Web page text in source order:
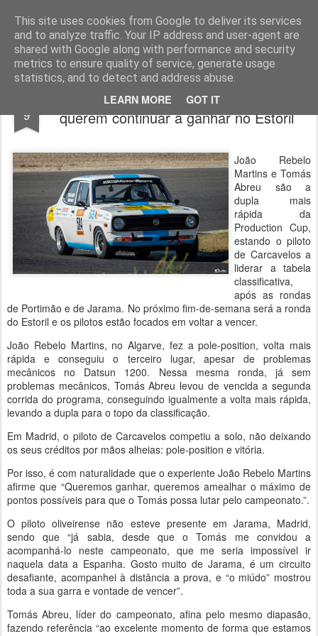
This site uses cookies from Google to deliver its services
and to analyze traffic. Your IP address and user-agent are
shared with Google along with performance and security
metrics to ensure quality of service, generate usage
statistics, and to detect and address abuse.
LEARN MORE GOT IT
ROADGALAXY - Media Center
9
João Rebelo Martins e Tomás Abreu
querem continuar a ganhar no Estoril
João Rebelo
Martins e Tomás
Abreu são a
dupla mais
rápida da
Production Cup,
estando o piloto
de Carcavelos a
liderar a tabela
classificativa,
após as rondas
de Portimão e de Jarama. No próximo fim-de-semana será a ronda
do Estoril e os pilotos estão focados em voltar a vencer.
João Rebelo Martins, no Algarve, fez a pole-position, volta mais
rápida e conseguiu o terceiro lugar, apesar de problemas
mecânicos no Datsun 1200. Nessa mesma ronda, já sem
problemas mecânicos, Tomás Abreu levou de vencida a segunda
corrida do programa, conseguindo igualmente a volta mais rápida,
levando a dupla para o topo da classificação.
Em Madrid, o piloto de Carcavelos competiu a solo, não deixando
os seus créditos por mãos alheias: pole-position e vitória.
Por isso, é com naturalidade que o experiente João Rebelo Martins
afirme que “Queremos ganhar, queremos amealhar o máximo de
pontos possíveis para que o Tomás possa lutar pelo campeonato.”.
O piloto oliveirense não esteve presente em Jarama, Madrid,
sendo que “já sabia, desde que o Tomás me convidou a
acompanhá-lo neste campeonato, que me seria impossível ir
naquela data a Espanha. Gosto muito de Jarama, é um circuito
desafiante, acompanhei à distância a prova, e “o miúdo” mostrou
toda a sua garra e vontade de vencer”.
Tomás Abreu, líder do campeonato, afina pelo mesmo diapasão,
fazendo referência “ao excelente momento de forma que estamos